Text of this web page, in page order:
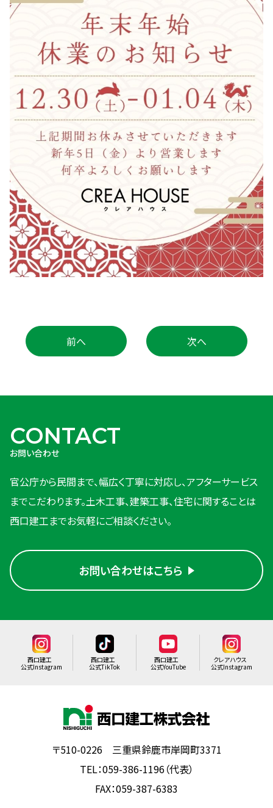
前へ 次へ
CONTACT
お問い合わせ
官公庁から民間まで、幅広く丁寧に対応し、アフターサービス
までこだわります。土木工事、建築工事、住宅に関することは
西口建工までお気軽にご相談ください。
お問い合わせはこちら
西口建工
公式Instagram
西口建工
公式TikTok
西口建工
公式YouTube
クレアハウス
公式Instagram
〒510-0226 三重県鈴鹿市岸岡町3371
TEL：059-386-1196（代表）
FAX：059-387-6383